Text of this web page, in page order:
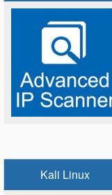
Kali Linux